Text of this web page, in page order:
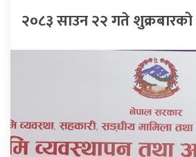
२०८३ साउन २२ गते